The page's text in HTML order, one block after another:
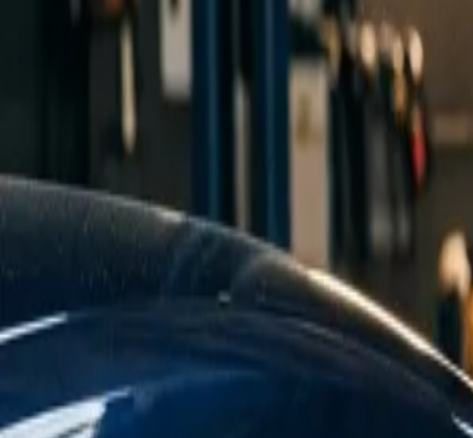
In den Nassen 5, Hofheim am Taunus